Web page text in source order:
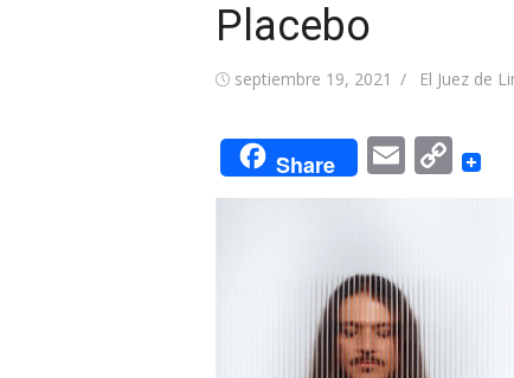
Placebo
Publicada
septiembre 19, 2021 Autor
El Juez de
Share Email